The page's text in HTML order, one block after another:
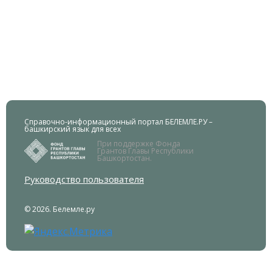
Справочно-информационный портал БЕЛЕМЛЕ.РУ –
башкирский язык для всех
При поддержке Фонда
Грантов Главы Республики
Башкортостан.
Руководство пользователя
© 2026. Белемле.ру